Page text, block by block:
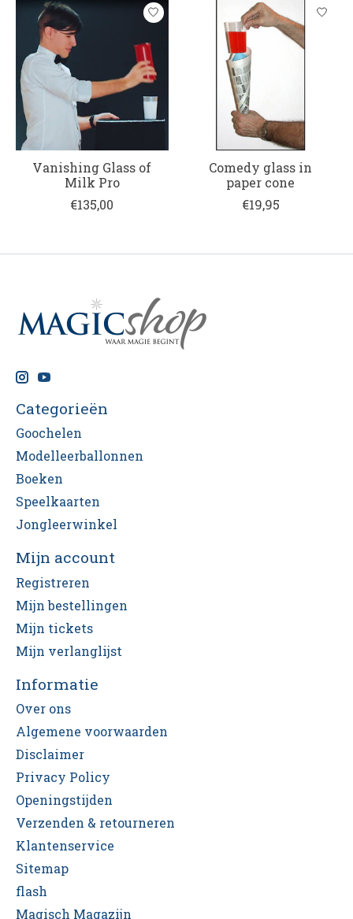
Vanishing Glass of
Milk Pro
€135,00
Comedy glass in
paper cone
€19,95
Categorieën
Goochelen
Modelleerballonnen
Boeken
Speelkaarten
Jongleerwinkel
Mijn account
Registreren
Mijn bestellingen
Mijn tickets
Mijn verlanglijst
Informatie
Over ons
Algemene voorwaarden
Disclaimer
Privacy Policy
Openingstijden
Verzenden & retourneren
Klantenservice
Sitemap
flash
Magisch Magazijn